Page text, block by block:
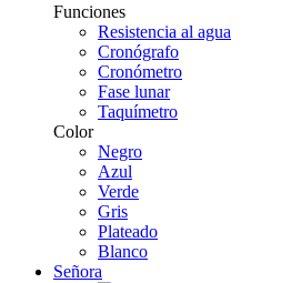
Funciones
Resistencia al agua
Cronógrafo
Cronómetro
Fase lunar
Taquímetro
Color
Negro
Azul
Verde
Gris
Plateado
Blanco
Señora